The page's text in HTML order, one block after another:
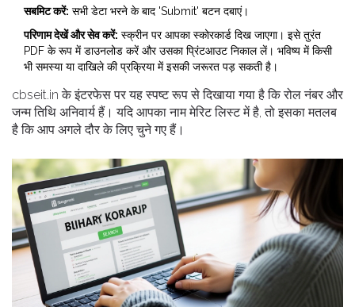
सबमिट करें: सभी डेटा भरने के बाद 'Submit' बटन दबाएं।
परिणाम देखें और सेव करें: स्क्रीन पर आपका स्कोरकार्ड दिख जाएगा। इसे तुरंत
PDF के रूप में डाउनलोड करें और उसका प्रिंटआउट निकाल लें। भविष्य में किसी
भी समस्या या दाखिले की प्रक्रिया में इसकी जरूरत पड़ सकती है।
cbseit.in के इंटरफेस पर यह स्पष्ट रूप से दिखाया गया है कि रोल नंबर और
जन्म तिथि अनिवार्य हैं। यदि आपका नाम मेरिट लिस्ट में है, तो इसका मतलब
है कि आप अगले दौर के लिए चुने गए हैं।